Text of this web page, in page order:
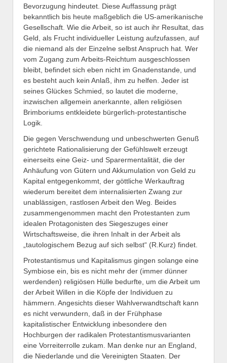
Bevorzugung hindeutet. Diese Auffassung prägt
bekanntlich bis heute maßgeblich die US-amerikanische
Gesellschaft. Wie die Arbeit, so ist auch ihr Resultat, das
Geld, als Frucht individueller Leistung aufzufassen, auf
die niemand als der Einzelne selbst Anspruch hat. Wer
vom Zugang zum Arbeits-Reichtum ausgeschlossen
bleibt, befindet sich eben nicht im Gnadenstande, und
es besteht auch kein Anlaß, ihm zu helfen. Jeder ist
seines Glückes Schmied, so lautet die moderne,
inzwischen allgemein anerkannte, allen religiösen
Brimboriums entkleidete bürgerlich-protestantische
Logik.
Die gegen Verschwendung und unbeschwerten Genuß
gerichtete Rationalisierung der Gefühlswelt erzeugt
einerseits eine Geiz- und Sparermentalität, die der
Anhäufung von Gütern und Akkumulation von Geld zu
Kapital entgegenkommt, der göttliche Werkauftrag
wiederum bereitet dem internalisierten Zwang zur
unablässigen, rastlosen Arbeit den Weg. Beides
zusammengenommen macht den Protestanten zum
idealen Protagonisten des Siegeszuges einer
Wirtschaftsweise, die ihren Inhalt in der Arbeit als
„tautologischem Bezug auf sich selbst“ (R.Kurz) findet.
Protestantismus und Kapitalismus gingen solange eine
Symbiose ein, bis es nicht mehr der (immer dünner
werdenden) religiösen Hülle bedurfte, um die Arbeit um
der Arbeit Willen in die Köpfe der Individuen zu
hämmern. Angesichts dieser Wahlverwandtschaft kann
es nicht verwundern, daß in der Frühphase
kapitalistischer Entwicklung inbesondere den
Hochburgen der radikalen Protestantismusvarianten
eine Vorreiterrolle zukam. Man denke nur an England,
die Niederlande und die Vereinigten Staaten. Der